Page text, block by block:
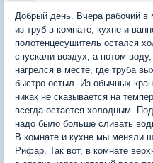
Добрый день. Вчера рабочий в
из труб в комнате, кухне и
полотенцесушитель остался
спускали воздух, а потом
нагрелся в месте, где труба
быстро остыл. Из обычных
никак не сказывается на
всегда остается холодным.
надо было больше сливать
В комнате и кухне мы меняли
Рифар. Так вот, в комнате